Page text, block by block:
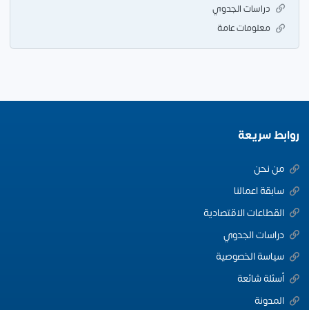
دراسات الجدوي
معلومات عامة
روابط سريعة
من نحن
سابقة اعمالنا
القطاعات الاقتصادية
دراسات الجدوي
سياسة الخصوصية
أسئلة شائعة
المدونة